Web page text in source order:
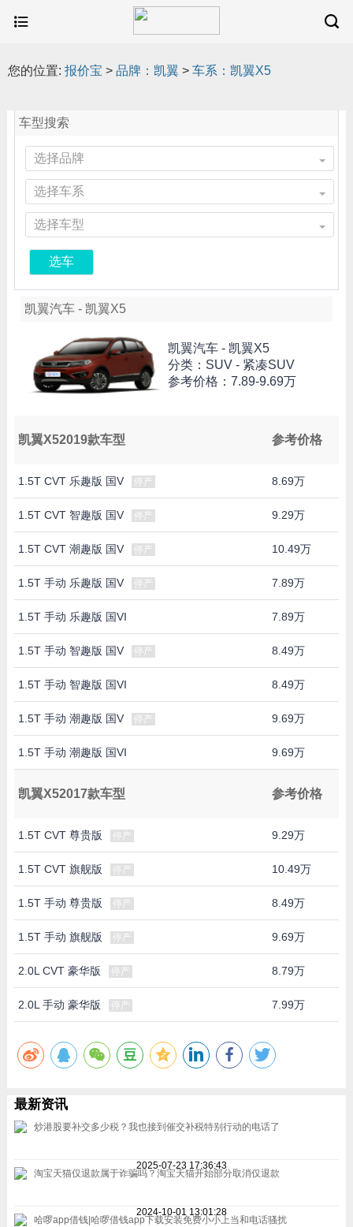
您的位置: 报价宝 > 品牌：凯翼 > 车系：凯翼X5
车型搜索
选择品牌
选择车系
选择车型
选车
凯翼汽车 - 凯翼X5
凯翼汽车 - 凯翼X5
分类：SUV - 紧凑SUV
参考价格： 7.89-9.69万
凯翼X52019款车型 参考价格
1.5T CVT 乐趣版 国V 停产 8.69万
1.5T CVT 智趣版 国V 停产 9.29万
1.5T CVT 潮趣版 国V 停产 10.49万
1.5T 手动 乐趣版 国V 停产 7.89万
1.5T 手动 乐趣版 国VI 7.89万
1.5T 手动 智趣版 国V 停产 8.49万
1.5T 手动 智趣版 国VI 8.49万
1.5T 手动 潮趣版 国V 停产 9.69万
1.5T 手动 潮趣版 国VI 9.69万
凯翼X52017款车型 参考价格
1.5T CVT 尊贵版 停产 9.29万
1.5T CVT 旗舰版 停产 10.49万
1.5T 手动 尊贵版 停产 8.49万
1.5T 手动 旗舰版 停产 9.69万
2.0L CVT 豪华版 停产 8.79万
2.0L 手动 豪华版 停产 7.99万
最新资讯
炒港股要补交多少税？我也接到催交补税特别行动的电话了
2025-07-23 17:36:43
淘宝天猫仅退款属于诈骗吗？淘宝天猫开始部分取消仅退款
2024-10-01 13:01:28
哈啰app借钱|哈啰借钱app下载安装免费小小上当和电话骚扰